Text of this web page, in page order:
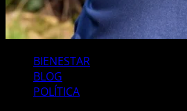
BIENESTAR
BLOG
POLÍTICA